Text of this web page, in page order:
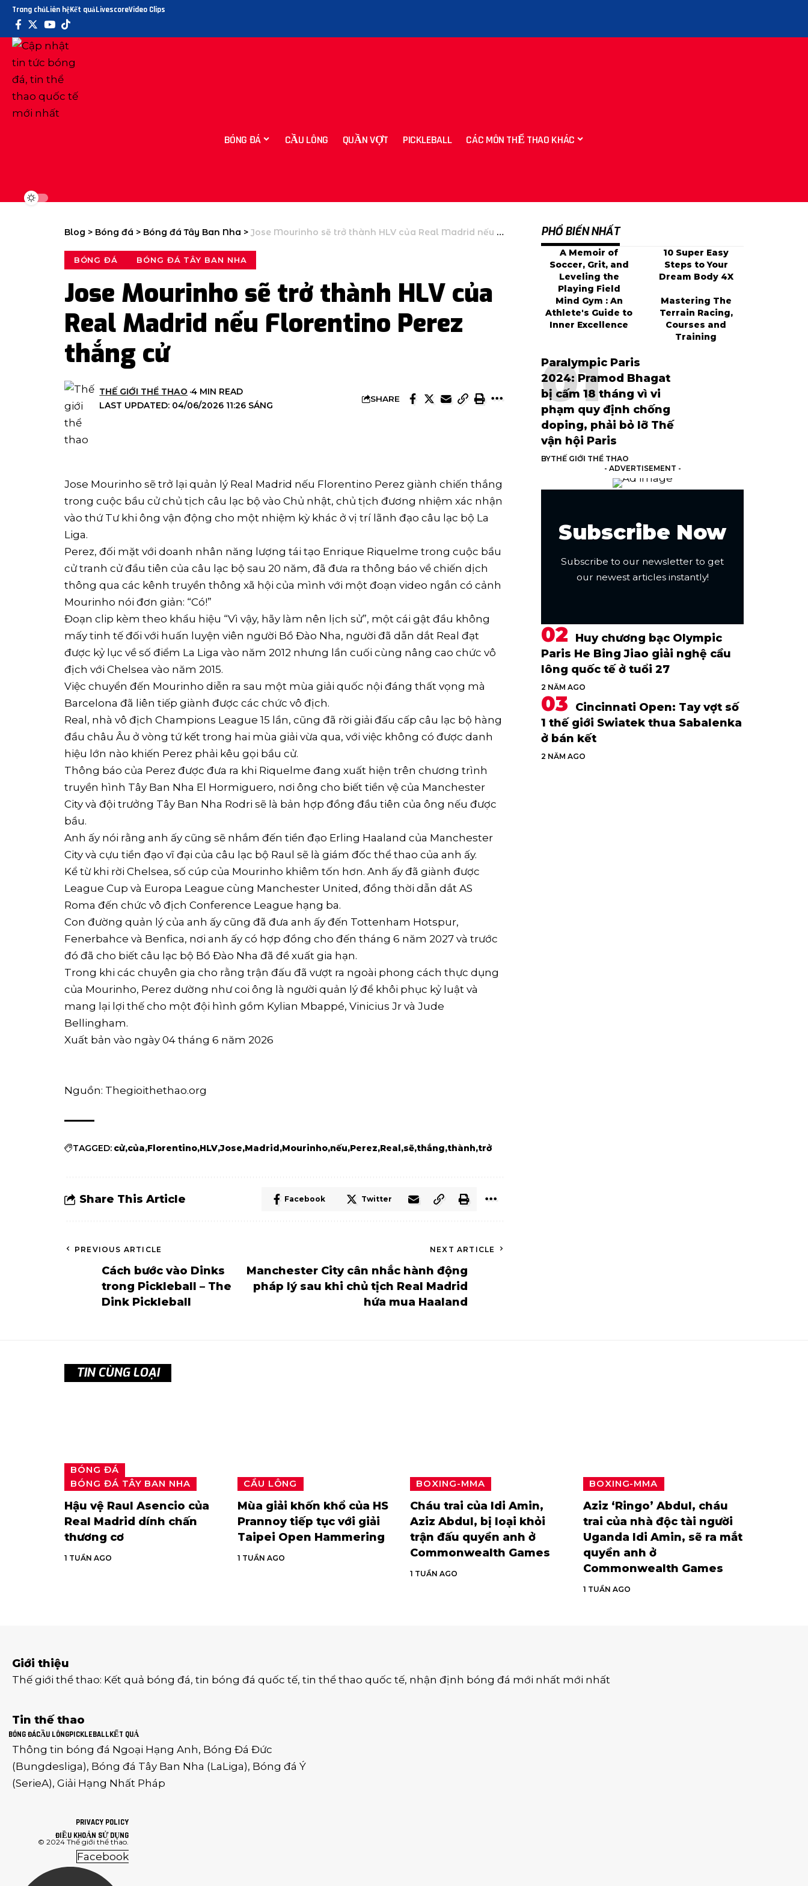
Trang chủLiên hệKết quảLivescoreVideo Clips
BÓNG ĐÁ CẦU LÔNG QUẦN VỢT PICKLEBALL CÁC MÔN THỂ THAO KHÁC
Blog > Bóng đá > Bóng đá Tây Ban Nha > Jose Mourinho sẽ trở thành HLV của Real Madrid nếu Florentino Perez thắng cử
BÓNG ĐÁ BÓNG ĐÁ TÂY BAN NHA
Jose Mourinho sẽ trở thành HLV của
Real Madrid nếu Florentino Perez
thắng cử
LAST UPDATED: 04/06/2026 11:26 SÁNG
THẾ GIỚI THỂ THAO 4 MIN READ
SHARE
Jose Mourinho sẽ trở lại quản lý Real Madrid nếu Florentino Perez giành chiến thắng
trong cuộc bầu cử chủ tịch câu lạc bộ vào Chủ nhật, chủ tịch đương nhiệm xác nhận
vào thứ Tư khi ông vận động cho một nhiệm kỳ khác ở vị trí lãnh đạo câu lạc bộ La
Liga.
Perez, đối mặt với doanh nhân năng lượng tái tạo Enrique Riquelme trong cuộc bầu
cử tranh cử đầu tiên của câu lạc bộ sau 20 năm, đã đưa ra thông báo về chiến dịch
thông qua ‌các kênh truyền thông xã hội của mình với một đoạn video ngắn có cảnh
Mourinho nói đơn giản: “Có!”
Đoạn clip kèm theo khẩu hiệu “Vì vậy, hãy làm nên lịch sử”, một cái gật đầu không
mấy tinh tế đối với huấn luyện viên người Bồ Đào Nha, người đã dẫn dắt Real đạt
được ⁠kỷ lục về số điểm La Liga vào năm 2012 nhưng lần cuối cùng nâng cao chức vô
địch với Chelsea vào năm 2015.
Việc chuyển đến Mourinho diễn ra sau một mùa giải quốc nội đáng thất vọng mà
Barcelona đã liên tiếp giành được các chức vô địch.
Real, nhà vô địch Champions League 15 lần, cũng đã rời giải đấu cấp câu lạc bộ hàng
đầu châu Âu ở vòng tứ kết trong hai mùa giải vừa qua, với việc không có được danh
hiệu lớn nào khiến Perez phải kêu gọi bầu cử.
Thông báo của Perez được đưa ra khi Riquelme đang xuất hiện trên chương trình
truyền hình Tây Ban Nha El ⁠Hormiguero, nơi ông cho biết tiền vệ của Manchester
City và đội trưởng Tây Ban Nha Rodri sẽ là bản hợp đồng đầu tiên của ông nếu được
bầu.
Anh ấy nói rằng anh ấy cũng sẽ nhắm đến tiền đạo Erling Haaland của Manchester
City và cựu tiền đạo vĩ đại của câu lạc bộ Raul sẽ là giám đốc thể thao của anh ấy.
Kể từ khi rời Chelsea, số cúp của Mourinho khiêm tốn hơn. Anh ấy đã giành được
League Cup và Europa League cùng Manchester United, đồng thời dẫn dắt AS
Roma đến chức vô địch Conference League hạng ba.
Con đường quản lý của anh ấy cũng đã đưa anh ấy đến Tottenham Hotspur,
Fenerbahce và Benfica, nơi anh ấy có hợp đồng cho đến tháng 6 năm 2027 và trước
đó đã cho biết câu lạc bộ Bồ Đào Nha đã đề xuất gia hạn.
Trong khi các chuyên gia cho rằng trận đấu đã vượt ra ngoài phong cách thực dụng
của Mourinho, ‌Perez dường như coi ông là người quản lý để khôi phục kỷ luật và
mang lại lợi thế cho một đội hình gồm Kylian Mbappé, Vinicius Jr và Jude
Bellingham.
Xuất bản vào ngày 04 tháng 6 năm 2026
Nguồn: Thegioithethao.org
TAGGED: cử của Florentino HLV Jose Madrid Mourinho nếu Perez Real sẽ thắng thành trở
Share This Article Facebook Twitter
PREVIOUS ARTICLE
Cách bước vào Dinks
trong Pickleball – The
Dink Pickleball
NEXT ARTICLE
Manchester City cân nhắc hành động
pháp lý sau khi chủ tịch Real Madrid
hứa mua Haaland
PHỔ BIẾN NHẤT
A Memoir of
Soccer, Grit, and
Leveling the
Playing Field
10 Super Easy
Steps to Your
Dream Body 4X
Mind Gym : An
Athlete's Guide to
Inner Excellence
Mastering The
Terrain Racing,
Courses and
Training
Paralympic Paris
2024: Pramod Bhagat
bị cấm 18 tháng vì vi
phạm quy định chống
doping, phải bỏ lỡ Thế
vận hội Paris
BYTHẾ GIỚI THỂ THAO
- ADVERTISEMENT -
Subscribe Now
Subscribe to our newsletter to get
our newest articles instantly!
Huy chương bạc Olympic
Paris He Bing Jiao giải nghệ cầu
lông quốc tế ở tuổi 27
2 NĂM AGO
Cincinnati Open: Tay vợt số
1 thế giới Swiatek thua Sabalenka
ở bán kết
2 NĂM AGO
TIN CÙNG LOẠI
BÓNG ĐÁ
BÓNG ĐÁ TÂY BAN NHA
Hậu vệ Raul Asencio của
Real Madrid dính chấn
thương cơ
1 TUẦN AGO
CẦU LÔNG
Mùa giải khốn khổ của HS
Prannoy tiếp tục với giải
Taipei Open Hammering
1 TUẦN AGO
BOXING-MMA
Cháu trai của Idi Amin,
Aziz Abdul, bị loại khỏi
trận đấu quyền anh ở
Commonwealth Games
1 TUẦN AGO
BOXING-MMA
Aziz ‘Ringo’ Abdul, cháu
trai của nhà độc tài người
Uganda Idi Amin, sẽ ra mắt
quyền anh ở
Commonwealth Games
1 TUẦN AGO
Giới thiệu
Thế giới thể thao: Kết quả bóng đá, tin bóng đá quốc tế, tin thể thao quốc tế, nhận định bóng đá mới nhất mới nhất
Tin thế thao
BÓNG ĐÁCẦU LÔNGPICKLEBALLKẾT QUẢ
Thông tin bóng đá Ngoại Hạng Anh, Bóng Đá Đức
(Bungdesliga), Bóng đá Tây Ban Nha (LaLiga), Bóng đá Ý
(SerieA), Giải Hạng Nhất Pháp
PRIVACY POLICY
ĐIỀU KHOẢN SỬ DỤNG
© 2024 Thế giới thể thao
Facebook